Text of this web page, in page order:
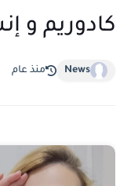
كادوريم و
News منذ عام